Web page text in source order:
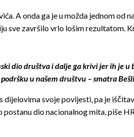
A onda ga je u možda jednom od
sve završilo vrlo lošim rezultatom.
dio društva i dalje ga krivi jer ih je
u našem društvu – smatra
dijelovima svoje povijesti, pa je
dio nacionalnog mita, piše